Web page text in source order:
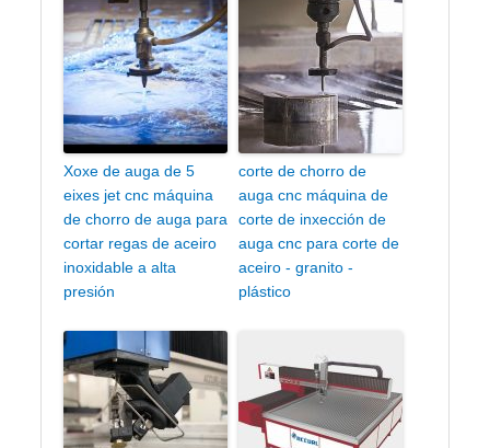
Xoxe de auga de 5
eixes jet cnc máquina
de chorro de auga para
cortar regas de aceiro
inoxidable a alta
presión
corte de chorro de
auga cnc máquina de
corte de inxección de
auga cnc para corte de
aceiro - granito -
plástico